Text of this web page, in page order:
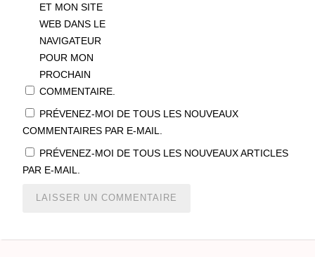
ET MON SITE
WEB DANS LE
NAVIGATEUR
POUR MON
PROCHAIN
COMMENTAIRE.
PRÉVENEZ-MOI DE TOUS LES NOUVEAUX
COMMENTAIRES PAR E-MAIL.
PRÉVENEZ-MOI DE TOUS LES NOUVEAUX ARTICLES
PAR E-MAIL.